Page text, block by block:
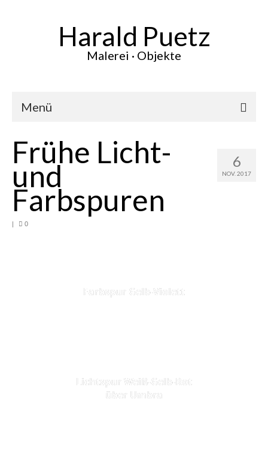
Harald Puetz
Malerei · Objekte
Menü
Aktuelles
Werke
Vita
Ausstellungen
6
NOV. 2017
Frühe Licht-
und
Farbspuren
| 0
Farbspur Gelb-Violett
Lichtspur Weiß-Gelb-Rot
über Umbra